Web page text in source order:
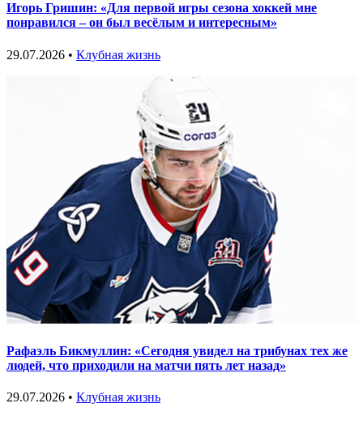
Игорь Гришин: «Для первой игры сезона хоккей мне
понравился – он был весёлым и интересным»
29.07.2026 • Клубная жизнь
Рафаэль Бикмуллин: «Сегодня увидел на трибунах тех же
людей, что приходили на матчи пять лет назад»
29.07.2026 • Клубная жизнь